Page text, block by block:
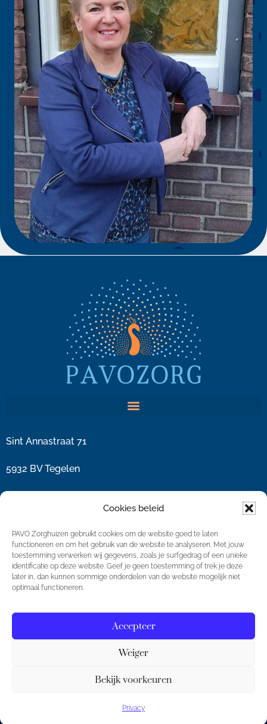
Cookies beleid
PAVO Zorghuizen gebruikt cookies om de website goed te laten
functioneren en om het gebruik van de website te analyseren. Met jouw
toestemming verwerken wij gegevens, zoals je surfgedrag of een unieke
identificatie op deze website. Geef je geen toestemming of trek je deze
later in, dan kunnen sommige onderdelen van de website mogelijk niet
optimaal functioneren.
Accepteer
Weiger
Bekijk voorkeuren
Privacy
Sint Annastraat 71
5932 BV Tegelen
Volg ook onze Socials!